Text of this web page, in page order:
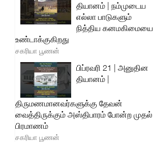
தியானம் | நம்முடைய
எல்லா பாடுகளும்
நித்திய கனமகிமையை
உண்டாக்குகிறது
சகரியா பூணன்
பிப்ரவரி 21 | அனுதின
தியானம் |
திருமணமானவர்களுக்கு தேவன்
வைத்திருக்கும் அஸ்திபாரம் போன்ற முதல்
பிரமாணம்
சகரியா பூணன்